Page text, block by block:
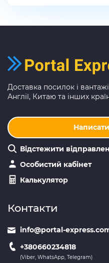
Доставка посилок і
Англії, Китаю та інших
Відстежити
Особистий кабінет
Калькулятор
Контакти
info@portal-
+380660234818
(Viber, WhatsApp, Telegram)